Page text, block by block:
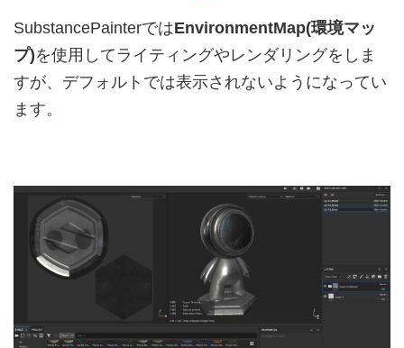
SubstancePainterではEnvironmentMap(環境マッ
プ)を使用してライティングやレンダリングをしま
すが、デフォルトでは表示されないようになってい
ます。